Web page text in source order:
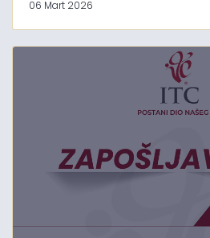
06 Mart 2026